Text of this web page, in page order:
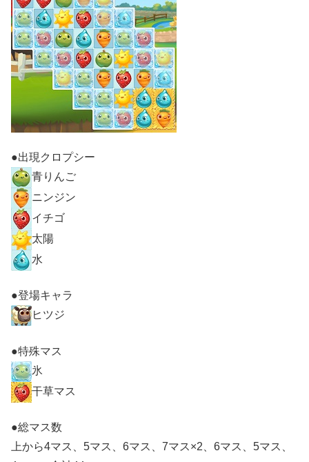
●出現クロプシー
青りんご
ニンジン
イチゴ
太陽
水
●登場キャラ
ヒツジ
●特殊マス
氷
干草マス
●総マス数
上から4マス、5マス、6マス、7マス×2、6マス、5マス、